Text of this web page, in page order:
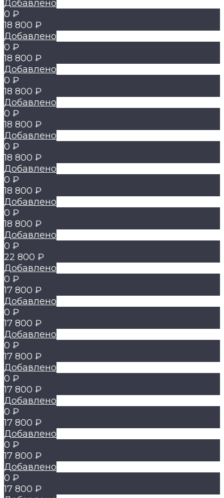
Добавлено
0 ₽
18 800 ₽
Добавлено
0 ₽
18 800 ₽
Добавлено
0 ₽
18 800 ₽
Добавлено
0 ₽
18 800 ₽
Добавлено
0 ₽
18 800 ₽
Добавлено
0 ₽
18 800 ₽
Добавлено
0 ₽
18 800 ₽
Добавлено
0 ₽
22 800 ₽
Добавлено
0 ₽
17 800 ₽
Добавлено
0 ₽
17 800 ₽
Добавлено
0 ₽
17 800 ₽
Добавлено
0 ₽
17 800 ₽
Добавлено
0 ₽
17 800 ₽
Добавлено
0 ₽
17 800 ₽
Добавлено
0 ₽
17 800 ₽